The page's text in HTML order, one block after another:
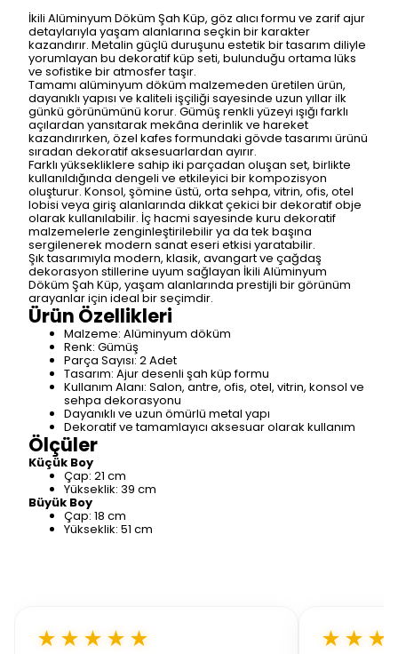
İkili Alüminyum Döküm Şah Küp, göz alıcı formu ve zarif ajur
detaylarıyla yaşam alanlarına seçkin bir karakter
kazandırır. Metalin güçlü duruşunu estetik bir tasarım diliyle
yorumlayan bu dekoratif küp seti, bulunduğu ortama lüks
ve sofistike bir atmosfer taşır.
Tamamı alüminyum döküm malzemeden üretilen ürün,
dayanıklı yapısı ve kaliteli işçiliği sayesinde uzun yıllar ilk
günkü görünümünü korur. Gümüş renkli yüzeyi ışığı farklı
açılardan yansıtarak mekâna derinlik ve hareket
kazandırırken, özel kafes formundaki gövde tasarımı ürünü
sıradan dekoratif aksesuarlardan ayırır.
Farklı yüksekliklere sahip iki parçadan oluşan set, birlikte
kullanıldığında dengeli ve etkileyici bir kompozisyon
oluşturur. Konsol, şömine üstü, orta sehpa, vitrin, ofis, otel
lobisi veya giriş alanlarında dikkat çekici bir dekoratif obje
olarak kullanılabilir. İç hacmi sayesinde kuru dekoratif
malzemelerle zenginleştirilebilir ya da tek başına
sergilenerek modern sanat eseri etkisi yaratabilir.
Şık tasarımıyla modern, klasik, avangart ve çağdaş
dekorasyon stillerine uyum sağlayan İkili Alüminyum
Döküm Şah Küp, yaşam alanlarında prestijli bir görünüm
arayanlar için ideal bir seçimdir.
Ürün Özellikleri
Malzeme: Alüminyum döküm
Renk: Gümüş
Parça Sayısı: 2 Adet
Tasarım: Ajur desenli şah küp formu
Kullanım Alanı: Salon, antre, ofis, otel, vitrin, konsol ve
sehpa dekorasyonu
Dayanıklı ve uzun ömürlü metal yapı
Dekoratif ve tamamlayıcı aksesuar olarak kullanım
Ölçüler
Küçük Boy
Çap: 21 cm
Yükseklik: 39 cm
Büyük Boy
Çap: 18 cm
Yükseklik: 51 cm
★★★★★